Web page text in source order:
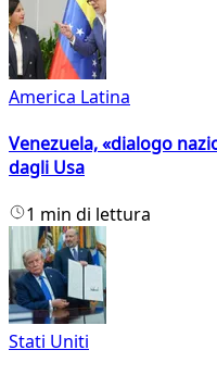
America Latina
Venezuela, «dialogo
dagli Usa
1 min di lettura
Stati Uniti